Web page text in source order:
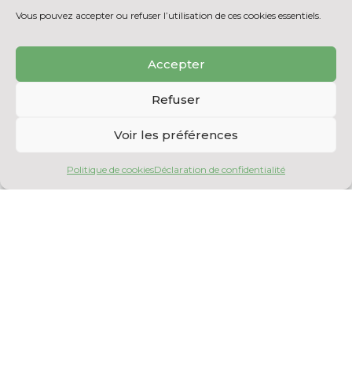
Vous pouvez accepter ou refuser l’utilisation de ces cookies essentiels.
Accepter
Refuser
Voir les préférences
Politique de cookiesDéclaration de confidentialité
euismod tincidunt ut laoreet dolore magna
ullamcorper suscipit lobortis nisl ut aliquip
in vulputate velit esse molestie consequat,